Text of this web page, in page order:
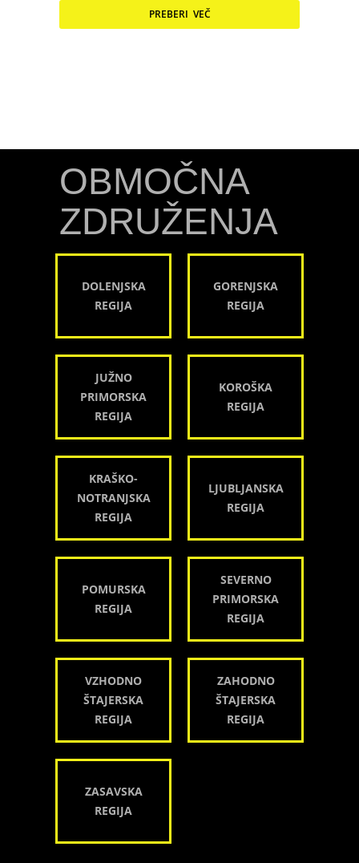
PREBERI VEČ
OBMOČNA
ZDRUŽENJA
DOLENJSKA
REGIJA
GORENJSKA
REGIJA
JUŽNO
PRIMORSKA
REGIJA
KOROŠKA
REGIJA
KRAŠKO-
NOTRANJSKA
REGIJA
LJUBLJANSKA
REGIJA
POMURSKA
REGIJA
SEVERNO
PRIMORSKA
REGIJA
VZHODNO
ŠTAJERSKA
REGIJA
ZAHODNO
ŠTAJERSKA
REGIJA
ZASAVSKA
REGIJA